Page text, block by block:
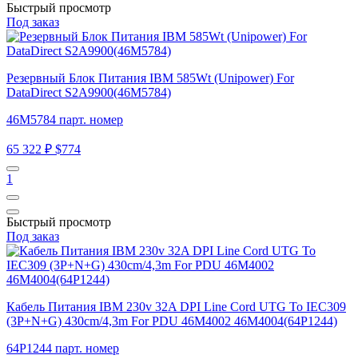
Быстрый просмотр
Под заказ
Резервный Блок Питания IBM 585Wt (Unipower) For
DataDirect S2A9900(46M5784)
46M5784 парт. номер
65 322 ₽ $774
1
Быстрый просмотр
Под заказ
Кабель Питания IBM 230v 32A DPI Line Cord UTG To IEC309
(3P+N+G) 430cm/4,3m For PDU 46M4002 46M4004(64P1244)
64P1244 парт. номер